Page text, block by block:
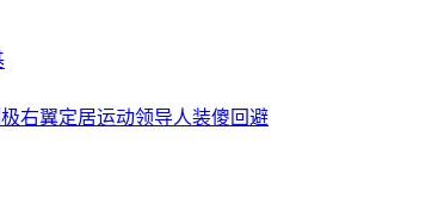
右翼定居运动领导人装傻回避